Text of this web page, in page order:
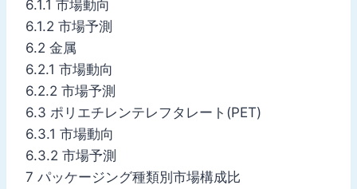
6.1.1 市場動向
6.1.2 市場予測
6.2 金属
6.2.1 市場動向
6.2.2 市場予測
6.3 ポリエチレンテレフタレート(PET)
6.3.1 市場動向
6.3.2 市場予測
7 パッケージング種類別市場構成比